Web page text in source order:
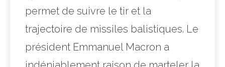
permet de suivre le tir et la
trajectoire de missiles balistiques. Le
président Emmanuel Macron a